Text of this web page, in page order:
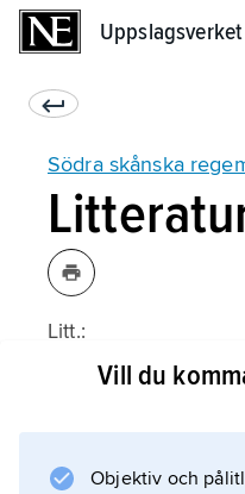
Uppslagsverket
Södra skånska
Litt.:
Vill du
Objektiv och